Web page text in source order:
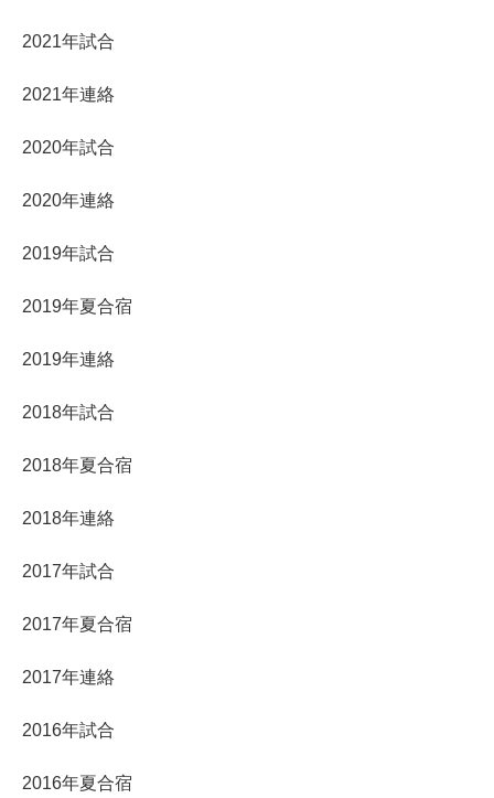
2021年試合
2021年連絡
2020年試合
2020年連絡
2019年試合
2019年夏合宿
2019年連絡
2018年試合
2018年夏合宿
2018年連絡
2017年試合
2017年夏合宿
2017年連絡
2016年試合
2016年夏合宿